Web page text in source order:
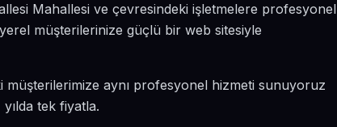
Mahallesi ve çevresindeki işletmelere profesyonel
müşterilerinize güçlü bir web sitesiyle
aynı profesyonel hizmeti sunuyoruz
tek fiyatla.